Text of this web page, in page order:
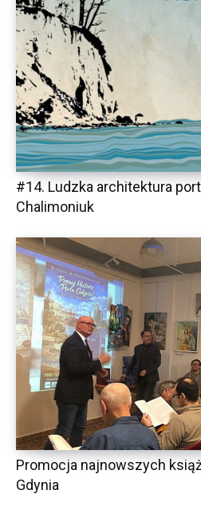
#14. Ludzka architektura
Chalimoniuk
Promocja najnowszych
Gdynia